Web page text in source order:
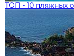
ТОП - 10 пляжных